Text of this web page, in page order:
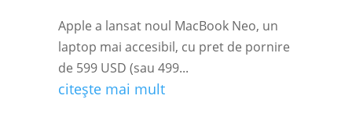
Apple a lansat noul MacBook Neo, un
laptop mai accesibil, cu pret de pornire
de 599 USD (sau 499...
citește mai mult